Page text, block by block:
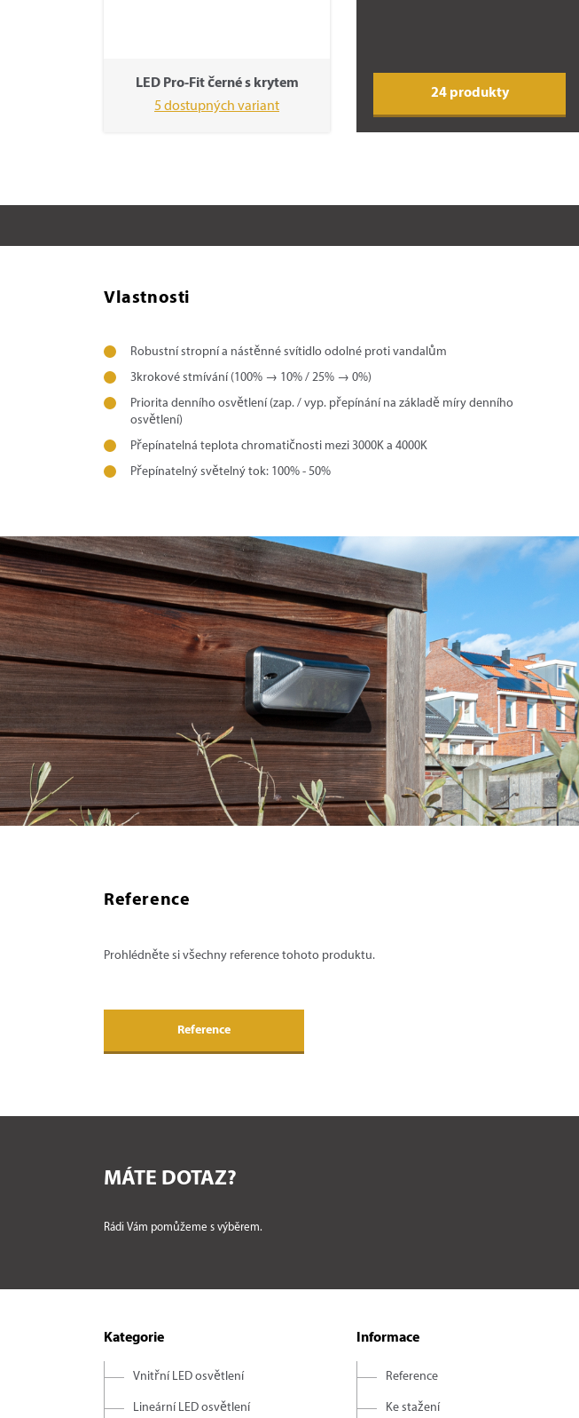
LED Pro-Fit černé s krytem
5 dostupných variant
24 produkty
Vlastnosti
Robustní stropní a nástěnné svítidlo odolné proti vandalům
3krokové stmívání (100% → 10% / 25% → 0%)
Priorita denního osvětlení (zap. / vyp. přepínání na základě míry denního
osvětlení)
Přepínatelná teplota chromatičnosti mezi 3000K a 4000K
Přepínatelný světelný tok: 100% - 50%
Reference
Prohlédněte si všechny reference tohoto produktu.
Reference
MÁTE DOTAZ?
Rádi Vám pomůžeme s výběrem.
Kategorie
Vnitřní LED osvětlení
Lineární LED osvětlení
Informace
Reference
Ke stažení